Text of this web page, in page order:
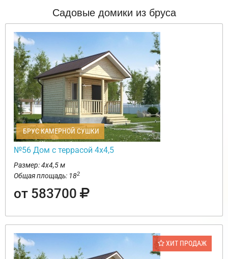
Садовые домики из бруса
БРУС КАМЕРНОЙ СУШКИ
№56 Дом с террасой 4х4,5
Размер: 4х4,5 м
Общая площадь: 182
от 583700
ХИТ ПРОДАЖ